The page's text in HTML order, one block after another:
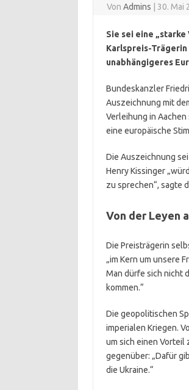
VonAdmins 30. Mai
Sie sei eine
Karlspreis-
unabhängigeres
Bundeskanzler
Auszeichnung mit
Verleihung in
eine europäische
Die Auszeichnung
Henry Kissinger
zu sprechen“, sagte
Von der Leyen
Die Preisträgerin
„im Kern um unsere
Man dürfe sich nicht
kommen.“
Die geopolitischen
imperialen Kriegen.
um sich einen Vorteil
gegenüber: „Dafür
die Ukraine.“